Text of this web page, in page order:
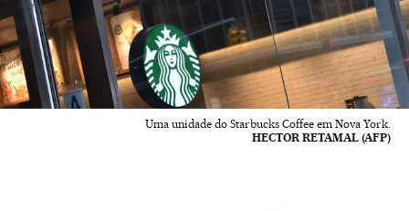
Uma unidade do Starbucks Coffee em Nova York.
HECTOR RETAMAL (AFP)